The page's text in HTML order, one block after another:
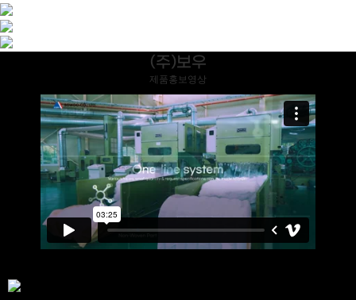
(주)보우
제품홍보영상